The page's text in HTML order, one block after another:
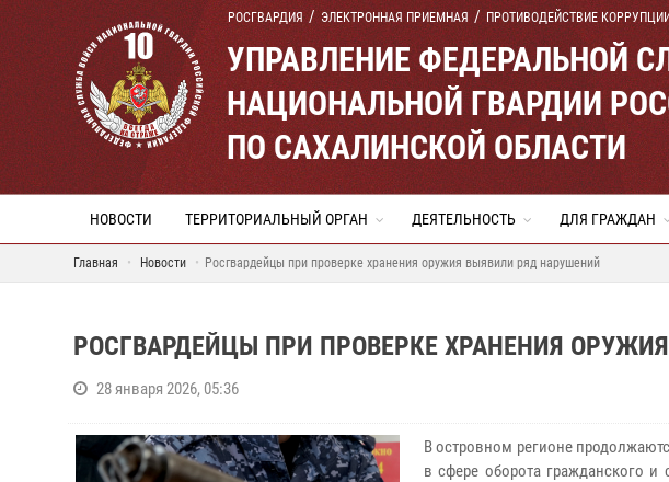
РОСГВАРДИЯ ЭЛЕКТРОННАЯ ПРИЕМНАЯ ПРОТИВОДЕЙСТВИЕ КОРРУПЦИИ
УПРАВЛЕНИЕ ФЕДЕРАЛЬНОЙ
НАЦИОНАЛЬНОЙ ГВАРДИИ
ПО САХАЛИНСКОЙ ОБЛАСТИ
НОВОСТИ ТЕРРИТОРИАЛЬНЫЙ ОРГАН ДЕЯТЕЛЬНОСТЬ ДЛЯ ГРАЖДАН
Главная Новости Росгвардейцы при проверке хранения оружия выявили ряд нарушений
РОСГВАРДЕЙЦЫ ПРИ ПРОВЕРКЕ ХРАНЕНИЯ
28 января 2026, 05:36
В островном регионе
в сфере оборота гражданского